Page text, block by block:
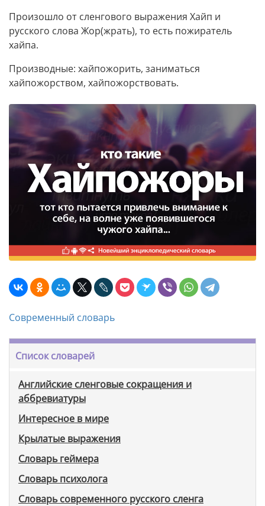
Произошло от сленгового выражения Хайп и
русского слова Жор(жрать), то есть пожиратель
хайпа.
Производные: хайпожорить, заниматься
хайпожорством, хайпожорствовать.
Современный словарь
Список словарей
Английские сленговые сокращения и
аббревиатуры
Интересное в мире
Крылатые выражения
Словарь геймера
Словарь психолога
Словарь современного русского сленга